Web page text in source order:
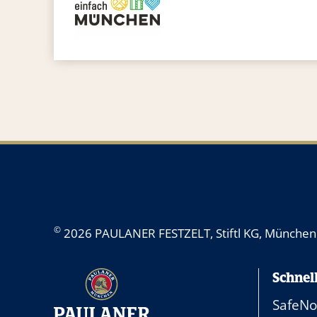
© 2026 PAULANER FESTZELT, Stiftl KG,